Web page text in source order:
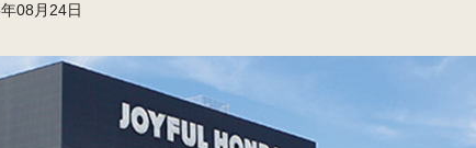
08月24日